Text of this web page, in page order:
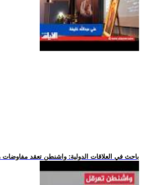
.. باحث في العلاقات الدولية: واشنطن تعقد مفاوضات